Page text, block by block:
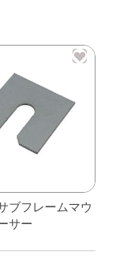
ブフレームマウ
サー